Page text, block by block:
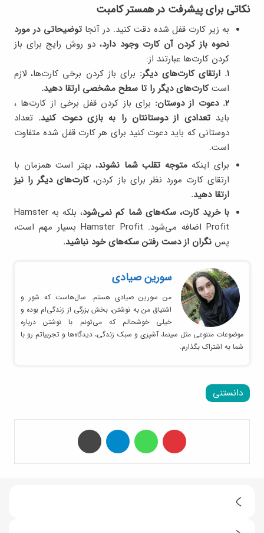
نکاتی برای پیشرفت در همستر کامبت
به زیر کارت قفل شده دقت کنید. در آنجا توضیحاتی در مورد
نحوه‌ باز کردن آن کارت وجود دارد، دو روش رایج برای باز
کردن کارت‌ها عبارتند از:
۱. ارتقای کارت‌های دیگر:
برای باز کردن برخی کارت‌ها، لازم
استکارت‌های دیگر را تا سطح مشخصی ارتقا دهید.
۲. دعوت از دوستان:
برای باز کردن قفل برخی از کارت‌ها ،
باید تعدادی از دوستانتان را به بازی دعوت کنید. تعداد
دوستانی که باید دعوت کنید برای هر کارت قفل شده متفاوت
است.
برای اینکه متوجه تقلب شما نشوند، بهتر است همزمان با
ارتقای کارت مورد نظر برای باز کردن،کارت‌های دیگر را نیز
ارتقا دهید.
با خرید کارت، سکه‌های شما کم نمی‌شود
، بلکه به Hamster
Profit اضافه می‌شود. Hamster Profit بسیار مهم است،
پس نگران از دست رفتن سکه‌های خود نباشید.
سورین صیادی
من سورین صیادی هستم. سال‌هاست که شور و
اشتیاق من به نوشتن، بخش بزرگی از زندگی‌ام بوده و
خیلی خوشحالم که می‌تونم با نوشتن درباره
موضوعات متنوعی مثل سینما، آشپزی و سبک زندگی، دیدگاه‌ها و تجربیاتم رو با
شما به اشتراک بگذارم.
دانستنی